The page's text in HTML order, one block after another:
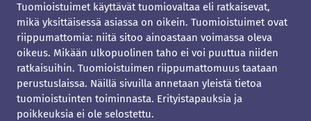
Tuomioistuimet käyttävät tuomiovaltaa eli ratkaisevat,
mikä yksittäisessä asiassa on oikein. Tuomioistuimet ovat
riippumattomia: niitä sitoo ainoastaan voimassa oleva
oikeus. Mikään ulkopuolinen taho ei voi puuttua niiden
ratkaisuihin. Tuomioistuimen riippumattomuus taataan
perustuslaissa. Näillä sivuilla annetaan yleistä tietoa
tuomioistuinten toiminnasta. Erityistapauksia ja
poikkeuksia ei ole selostettu.